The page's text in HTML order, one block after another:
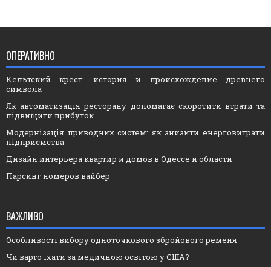
ОПЕРАТИВНО
Кельтский крест: история и происхождение древнего
символа
Як автоматизація ресторану допомагає скоротити втрати та
підвищити прибуток
Модернізація приводних систем: як знизити енерговитрати
підприємства
Дизайн интерьера квартир и домов в Одессе и области
Парсинг номеров вайбер
ВАЖЛИВО
Особливості вибору одноточкового збройового ременя
Чи варто їхати за медичною освітою у США?